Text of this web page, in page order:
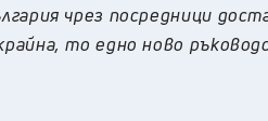
чрез посредници
то едно ново